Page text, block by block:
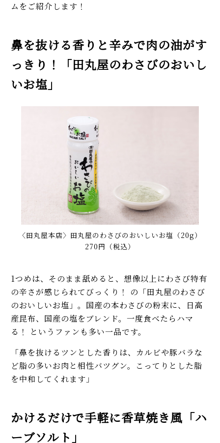
ムをご紹介します！
鼻を抜ける香りと辛みで肉の油がす
っきり！「田丸屋のわさびのおいし
いお塩」
〈田丸屋本店〉田丸屋のわさびのおいしいお塩（20g）
270円（税込）
1つめは、そのまま舐めると、想像以上にわさび特有
の辛さが感じられてびっくり！ の「田丸屋のわさび
のおいしいお塩」。国産の本わさびの粉末に、日高
産昆布、国産の塩をブレンド。一度食べたらハマ
る！ というファンも多い一品です。
「鼻を抜けるツンとした香りは、カルビや豚バラな
ど脂の多いお肉と相性バツグン。こってりとした脂
を中和してくれます」
かけるだけで手軽に香草焼き風「ハ
ーブソルト」